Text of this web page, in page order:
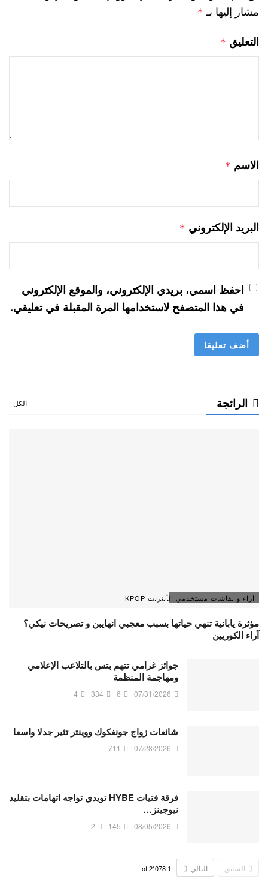
مشار إليها بـ *
التعليق *
الاسم *
البريد الإلكتروني *
احفظ اسمي، بريدي الإلكتروني، والموقع الإلكتروني
في هذا المتصفح لاستخدامها المرة المقبلة في تعليقي.
الرائجة الكل
آراء و نقاشات مستخدمي الأنترنت KPOP
مؤثرة يابانية تنهي حياتها بسبب معجبي انهايبن و تصريحات نيكي؟
آراء الكوريين
جوائز غرامي تتهم بتس بالتلاعب الإعلامي
ومهاجمة المنظمة
07/31/2026
6
334
4
شائعات زواج جونغكوك ووينتر تثير جدلا واسعا
07/28/2026
711
فرقة فتيات HYBE تويدي تواجه اتهامات بتقليد
نيوجينز…
08/05/2026
145
2
السابق التالي 1 2٬078